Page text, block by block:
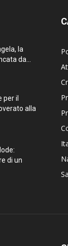
la
da...
per il
alla
di un